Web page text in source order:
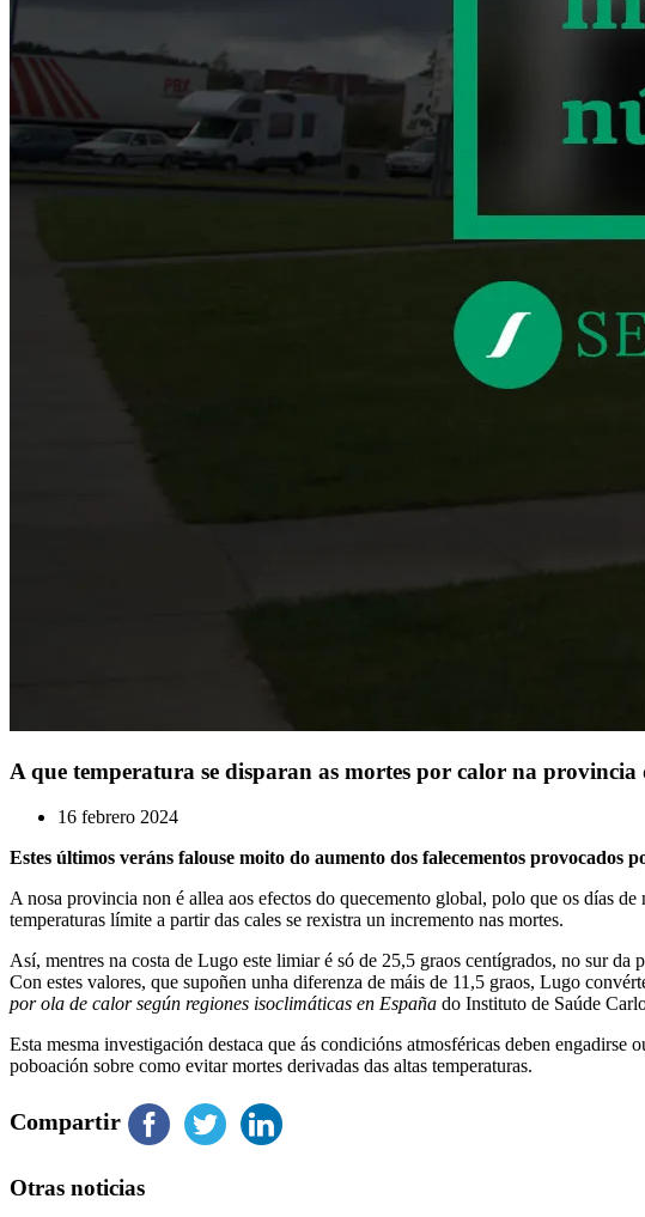
A que temperatura se disparan as mortes por calor na provincia
16 febrero 2024
Estes últimos veráns falouse moito do aumento dos falecementos
A nosa provincia non é allea aos efectos do quecemento global, polo que os días
temperaturas límite a partir das cales se rexistra un incremento nas mortes.
Así, mentres na costa de Lugo este limiar é só de 25,5 graos centígrados, no sur
Con estes valores, que supoñen unha diferenza de máis de 11,5 graos, Lugo
por ola de calor según regiones isoclimáticas en España do Instituto de Saúde
Esta mesma investigación destaca que ás condicións atmosféricas deben
poboación sobre como evitar mortes derivadas das altas temperaturas.
Compartir
Otras noticias